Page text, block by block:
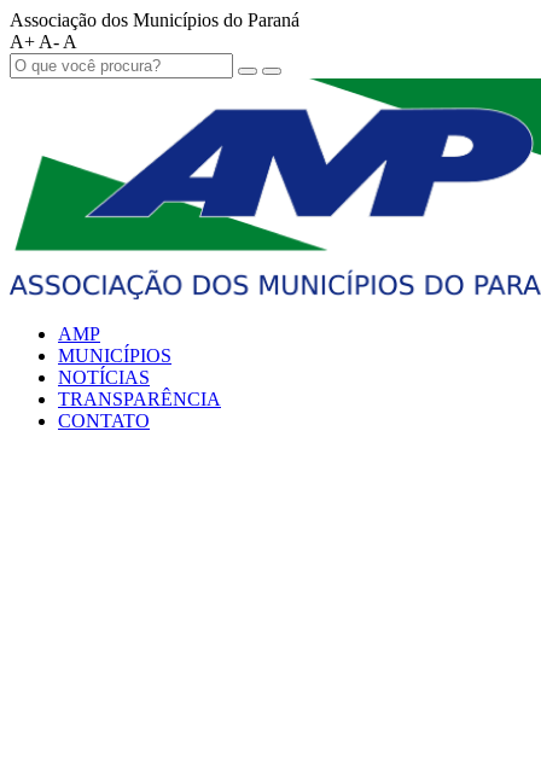
Associação dos Municípios do Paraná
A+ A- A
AMP
MUNICÍPIOS
NOTÍCIAS
TRANSPARÊNCIA
CONTATO